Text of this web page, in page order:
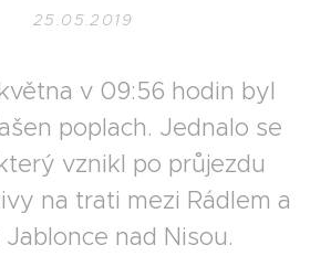
25.05.2019
v 09:56 hodin byl
poplach. Jednalo se
vznikl po průjezdu
na trati mezi Rádlem a
nad Nisou.